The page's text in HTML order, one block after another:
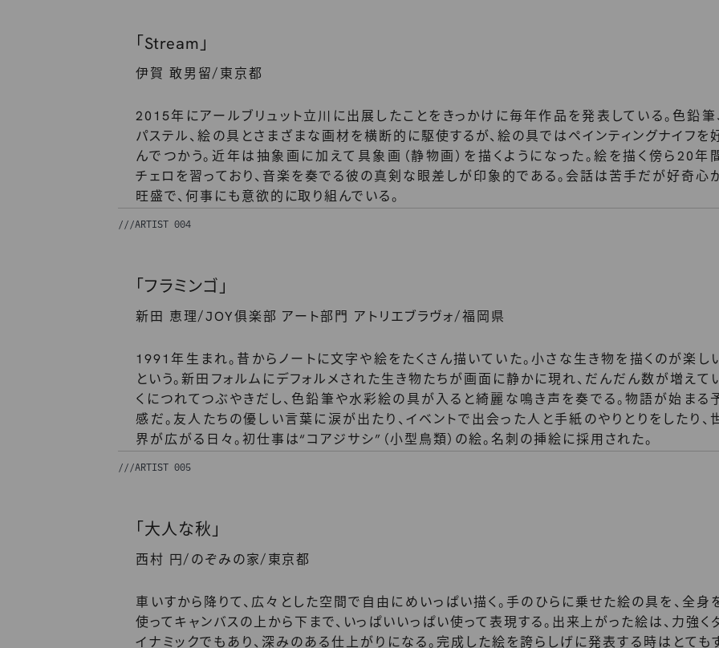
「Stream」
伊賀 敢男留/ 東京都
2015年にアールブリュット立川に出展したことをきっかけに毎年作品を発表している。色鉛筆
パステル、絵の具とさまざまな画材を横断的に駆使するが、絵の具ではペインティングナイフを
んでつかう。近年は抽象画に加えて具象画（静物画）を描くようになった。絵を描く傍ら20年
チェロを習っており、音楽を奏でる彼の真剣な眼差しが印象的である。会話は苦手だが好奇心
旺盛で、何事にも意欲的に取り組んでいる。
///ARTIST 004
「フラミンゴ」
新田 恵理/ JOY俱楽部 アート部門 アトリエブラヴォ/福岡県
1991年生まれ。昔からノートに文字や絵をたくさん描いていた。小さな生き物を描くのが楽し
という。新田フォルムにデフォルメされた生き物たちが画面に静かに現れ、だんだん数が増えて
くにつれてつぶやきだし、色鉛筆や水彩絵の具が入ると綺麗な鳴き声を奏でる。物語が始まる
感だ。友人たちの優しい言葉に涙が出たり、イベントで出会った人と手紙のやりとりをしたり、
界が広がる日々。初仕事は“コアジサシ”（小型鳥類）の絵。名刺の挿絵に採用された。
///ARTIST 005
「大人な秋」
西村 円/ のぞみの家/ 東京都
車いすから降りて、広々とした空間で自由にめいっぱい描く。手のひらに乗せた絵の具を、全身
使ってキャンバスの上から下まで、いっぱいいっぱい使って表現する。出来上がった絵は、力強く
イナミックでもあり、深みのある仕上がりになる。完成した絵を誇らしげに発表する時はとても